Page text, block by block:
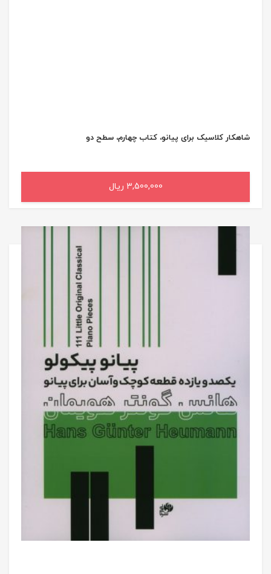
شاهکار کلاسیک برای پیانو، کتاب چهارم، سطح دو
3,500,000 ریال
افزودن به سبد خرید